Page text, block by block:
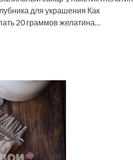
для украшения Как
20 граммов желатина…